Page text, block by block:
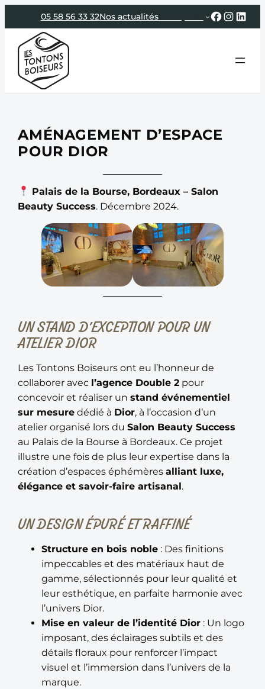
au
contenu
05 58 56 33 32Nos actualitésEntreprise
AMÉNAGEMENT D’ESPACE
POUR DIOR
Palais de la Bourse, Bordeaux – Salon
Beauty Success. Décembre 2024.
UN STAND D’EXCEPTION POUR UN
ATELIER DIOR
Les Tontons Boiseurs ont eu l’honneur de
collaborer avec l’agence Double 2 pour
concevoir et réaliser unstand événementiel
sur mesure dédié à Dior, à l’occasion d’un
atelier organisé lors duSalon Beauty Success
au Palais de la Bourse à Bordeaux. Ce projet
illustre une fois de plus leur expertise dans la
création d’espaces éphémèresalliant luxe,
élégance et savoir-faire artisanal.
UN DESIGN ÉPURÉ ET RAFFINÉ
Structure en bois noble : Des finitions
impeccables et des matériaux haut de
gamme, sélectionnés pour leur qualité et
leur esthétique, en parfaite harmonie avec
l’univers Dior.
Mise en valeur de l’identité Dior : Un logo
imposant, des éclairages subtils et des
détails floraux pour renforcer l’impact
visuel et l’immersion dans l’univers de la
marque.